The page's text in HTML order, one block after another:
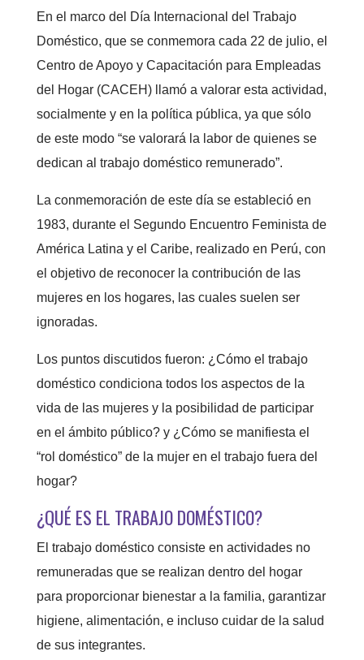
En el marco del Día Internacional del Trabajo
Doméstico, que se conmemora cada 22 de julio, el
Centro de Apoyo y Capacitación para Empleadas
del Hogar (CACEH) llamó a valorar esta actividad,
socialmente y en la política pública, ya que sólo
de este modo “se valorará la labor de quienes se
dedican al trabajo doméstico remunerado”.
La conmemoración de este día se estableció en
1983, durante el Segundo Encuentro Feminista de
América Latina y el Caribe, realizado en Perú, con
el objetivo de reconocer la contribución de las
mujeres en los hogares, las cuales suelen ser
ignoradas.
Los puntos discutidos fueron: ¿Cómo el trabajo
doméstico condiciona todos los aspectos de la
vida de las mujeres y la posibilidad de participar
en el ámbito público? y ¿Cómo se manifiesta el
“rol doméstico” de la mujer en el trabajo fuera del
hogar?
¿QUÉ ES EL TRABAJO DOMÉSTICO?
El trabajo doméstico consiste en actividades no
remuneradas que se realizan dentro del hogar
para proporcionar bienestar a la familia, garantizar
higiene, alimentación, e incluso cuidar de la salud
de sus integrantes.